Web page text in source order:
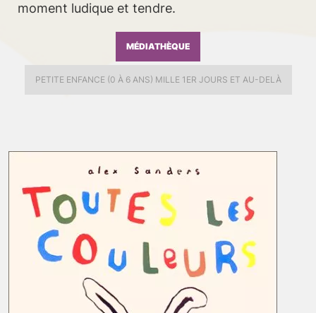
moment ludique et tendre.
MÉDIATHÈQUE
PETITE ENFANCE (0 À 6 ANS) MILLE 1ER JOURS ET AU-DELÀ